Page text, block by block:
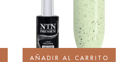
AÑADIR AL CARRITO